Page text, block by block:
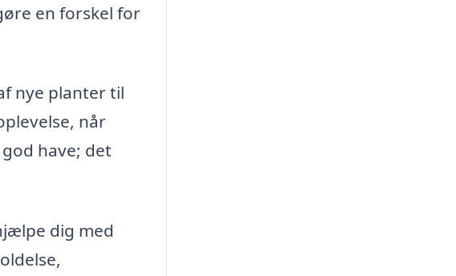
en forskel for
nye planter til
når
have; det
dig med